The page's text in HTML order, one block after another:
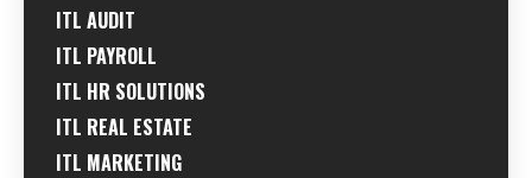
ITL AUDIT
ITL PAYROLL
ITL HR SOLUTIONS
ITL REAL ESTATE
ITL MARKETING